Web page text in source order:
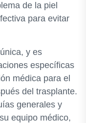
de la piel
para evitar
y es
específicas
médica para el
del trasplante.
generales y
equipo médico,